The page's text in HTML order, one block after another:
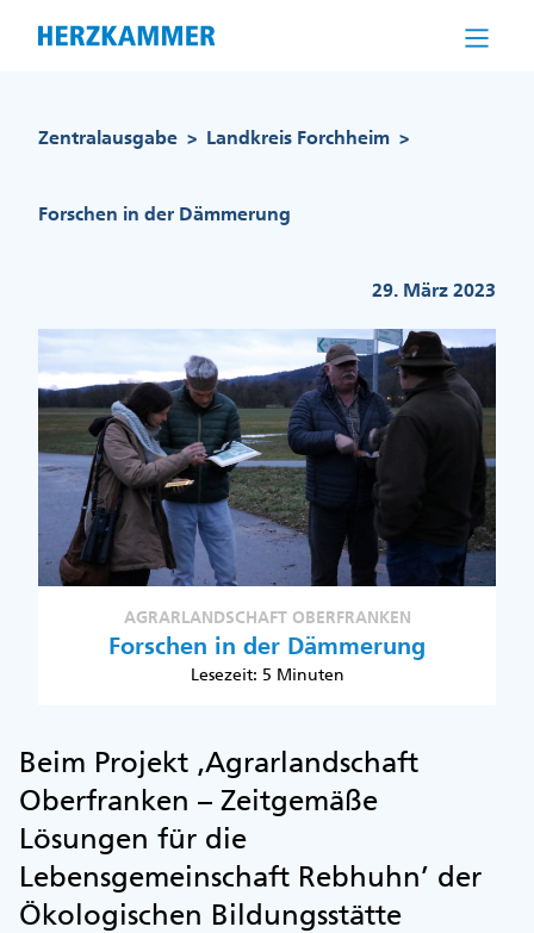
Zentralausgabe > Landkreis Forchheim >
Forschen in der Dämmerung
29. März 2023
AGRARLANDSCHAFT OBERFRANKEN
Forschen in der Dämmerung
Lesezeit: 5 Minuten
Beim Projekt ‚Agrarlandschaft
Oberfranken – Zeitgemäße
Lösungen für die
Lebensgemeinschaft Rebhuhn’ der
Ökologischen Bildungsstätte